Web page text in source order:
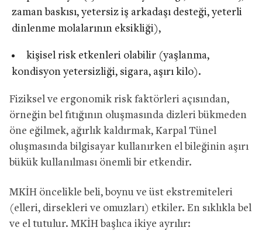
zaman baskısı, yetersiz iş arkadaşı desteği, yeterli
dinlenme molalarının eksikliği),
kişisel risk etkenleri olabilir (yaşlanma,
kondisyon yetersizliği, sigara, aşırı kilo).
Fiziksel ve ergonomik risk faktörleri açısından,
örneğin bel fıtığının oluşmasında dizleri bükmeden
öne eğilmek, ağırlık kaldırmak, Karpal Tünel
oluşmasında bilgisayar kullanırken el bileğinin aşırı
bükük kullanılması önemli bir etkendir.
MKİH öncelikle beli, boynu ve üst ekstremiteleri
(elleri, dirsekleri ve omuzları) etkiler. En sıklıkla bel
ve el tutulur. MKİH başlıca ikiye ayrılır: